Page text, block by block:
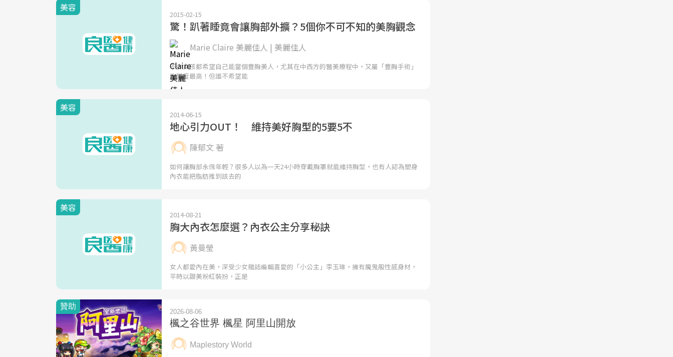
美容
2015-02-15
驚！趴著睡竟會讓胸部外擴？5個你不可不知的美胸觀念
Marie Claire 美麗佳人 | 美麗佳人
不少女孩都希望自己能當個豐胸美人，尤其在中西方的醫美療程中，又屬「豐胸手術」
詢問度最高！但誰不希望能
美容
2014-06-15
地心引力OUT！ 維持美好胸型的5要5不
陳郁文 著
如何讓胸部永保年輕？很多人以為一天24小時穿戴胸罩就能維持胸型，也有人認為塑身
內衣能把脂肪推到該去的
美容
2014-08-21
胸大內衣怎麼選？內衣公主分享秘訣
黃曼瑩
女人都愛內在美，深受少女雜誌編輯喜愛的「小公主」李玉琳，擁有魔鬼般性感身材，
平時以甜美粉紅裝扮，正是